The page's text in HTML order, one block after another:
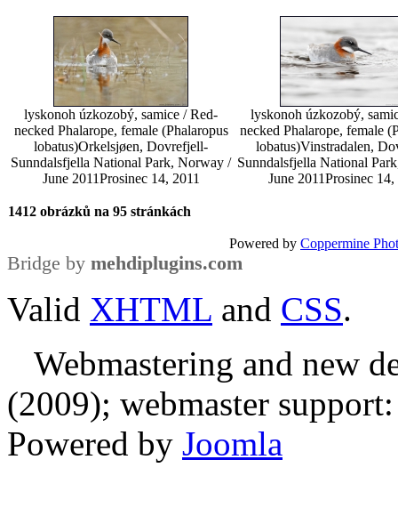
lyskonoh úzkozobý, samice / Red-
necked Phalarope, female (Phalaropus
lobatus)Orkelsjøen, Dovrefjell-
Sunndalsfjella National Park, Norway /
June 2011Prosinec 14, 2011
lyskonoh úzkozobý,
necked Phalarope, female
lobatus)Vinstradalen,
Sunndalsfjella National
June 2011Prosinec 14,
1412 obrázků na 95 stránkách
Powered by Coppermine
Bridge by mehdiplugins.com
Valid XHTML and CSS.
Webmastering and new
(2009); webmaster
Powered by Joomla